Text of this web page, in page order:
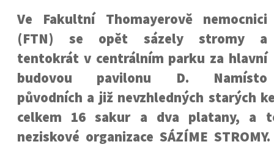
Ve Fakultní Thomayerově nemocnici
(FTN) se opět sázely stromy a
tentokrát v centrálním parku za hlavní
budovou pavilonu D. Namísto
původních a již nevzhledných starých
celkem 16 sakur a dva platany, a
neziskové organizace SÁZÍME